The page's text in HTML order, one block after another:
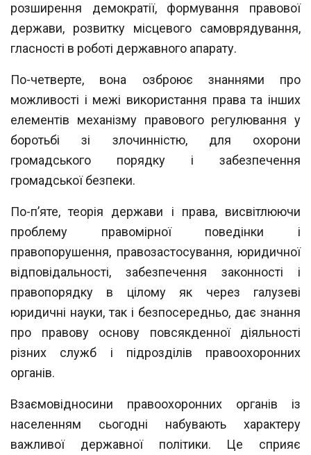
розширення демократії, формування правової
держави, розвитку місцевого самоврядування,
гласності в роботі державного апарату.
По-четверте, вона озброює знаннями про
можливості і межі використання права та інших
елементів механізму правового регулювання у
боротьбі зі злочинністю, для охорони
громадського порядку і забезпечення
громадської безпеки.
По-п’яте, теорія держави і права, висвітлюючи
проблему правомірної поведінки і
правопорушення, правозастосування, юридичної
відповідальності, забезпечення законності і
правопорядку в цілому як через галузеві
юридичні науки, так і безпосередньо, дає знання
про правову основу повсякденної діяльності
різних служб і підрозділів правоохоронних
органів.
Взаємовідносини правоохоронних органів із
населенням сьогодні набувають характеру
важливої державної політики. Це сприяє